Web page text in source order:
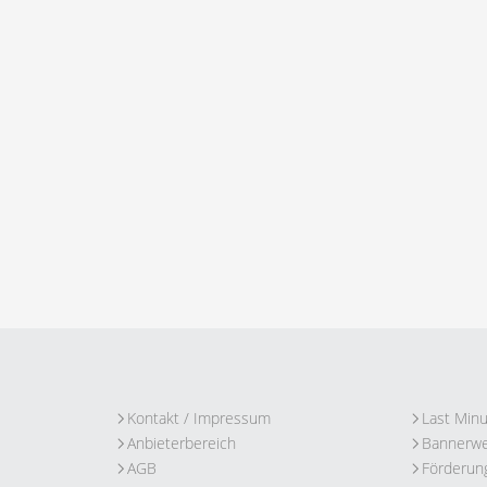
Kontakt / Impressum
Anbieterbereich
AGB
Last